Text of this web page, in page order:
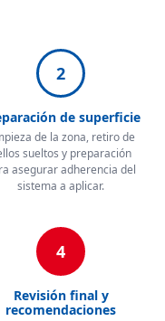
2
de superficie
de la zona, retiro de
sueltos y preparación
asegurar adherencia del
sistema a aplicar.
4
Revisión final y
recomendaciones